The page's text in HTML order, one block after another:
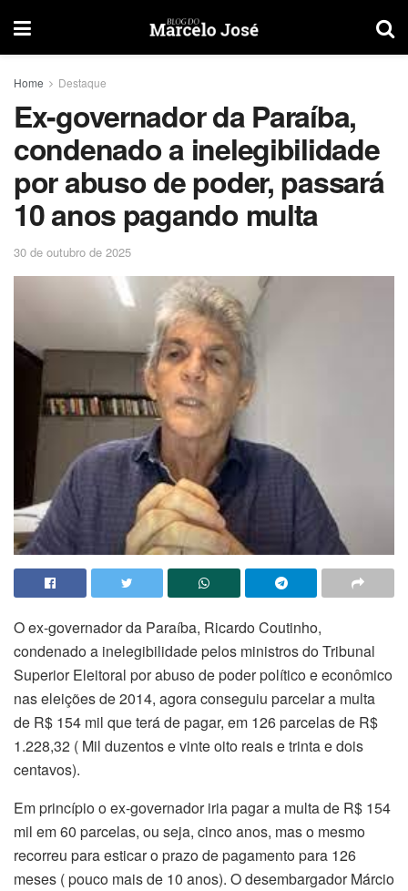
Home Destaque
Ex-governador da Paraíba,
condenado a inelegibilidade
por abuso de poder, passará
10 anos pagando multa
30 de outubro de 2025
O ex-governador da Paraíba, Ricardo Coutinho,
condenado a inelegibilidade pelos ministros do Tribunal
Superior Eleitoral por abuso de poder político e econômico
nas eleições de 2014, agora conseguiu parcelar a multa
de R$ 154 mil que terá de pagar, em 126 parcelas de R$
1.228,32 ( Mil duzentos e vinte oito reais e trinta e dois
centavos).
Em princípio o ex-governador iria pagar a multa de R$ 154
mil em 60 parcelas, ou seja, cinco anos, mas o mesmo
recorreu para esticar o prazo de pagamento para 126
meses ( pouco mais de 10 anos). O desembargador Márcio